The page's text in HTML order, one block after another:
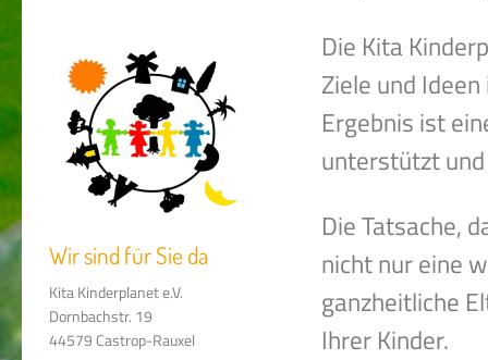
Wir sind für Sie da
Kita Kinderplanet e.V.
Dornbachstr. 19
44579 Castrop-Rauxel
Die Kita
Ziele und
Ergebnis ist
unterstützt
Die Tatsache,
nicht nur eine
ganzheitliche
Ihrer Kinder.